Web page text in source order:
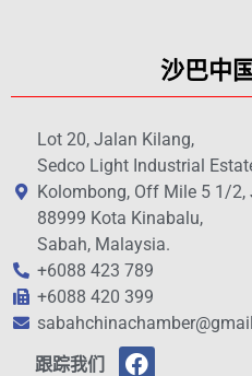
沙巴中
Lot 20, Jalan Kilang,
Sedco Light Industrial
Kolombong, Off Mile 5 1/2,
88999 Kota Kinabalu,
Sabah, Malaysia.
+6088 423 789
+6088 420 399
跟踪我们